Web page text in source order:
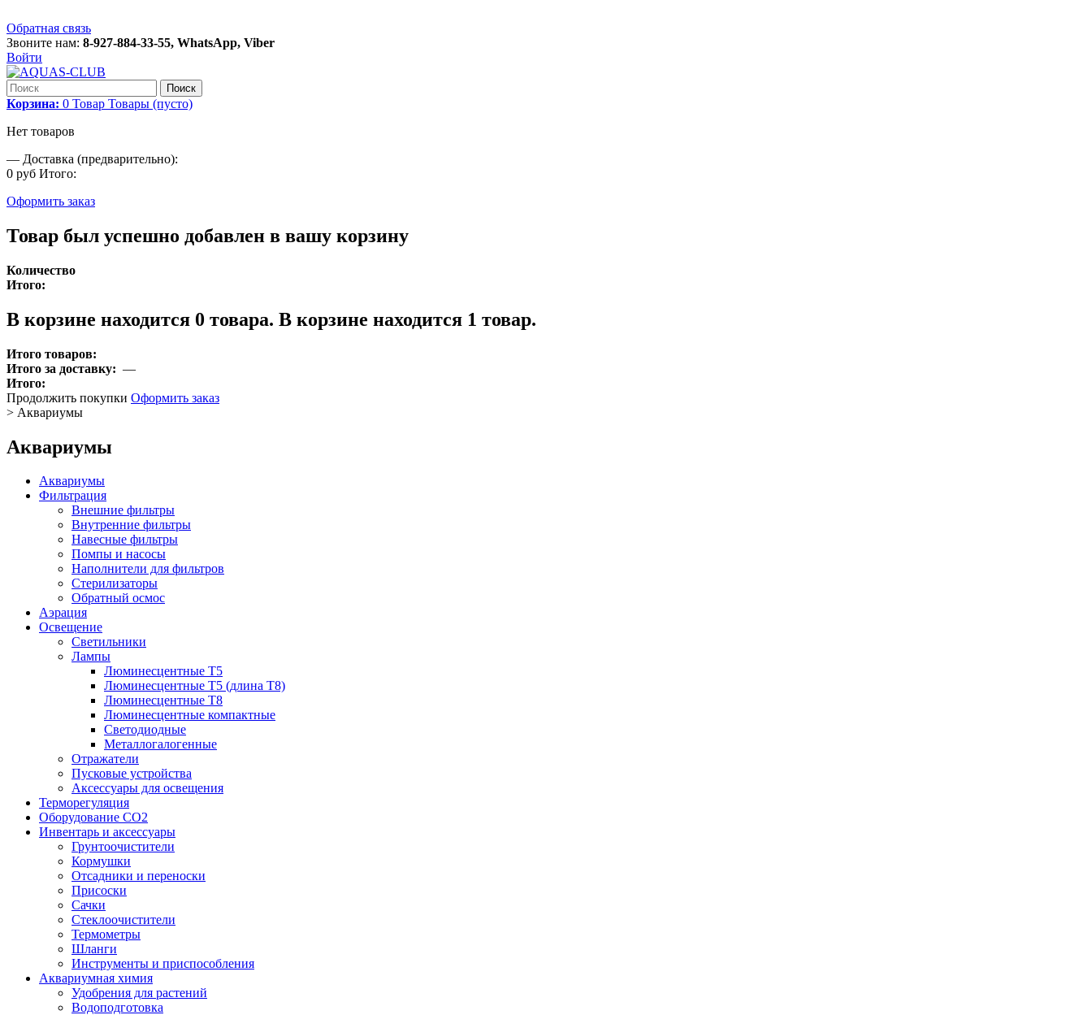
Обратная связь
Звоните нам: 8-927-884-33-55, WhatsApp, Viber
Войти
Поиск
Корзина: 0 Товар Товары (пусто)
Нет товаров
— Доставка (предварительно):
0 руб Итого:
Оформить заказ
Товар был успешно добавлен в вашу корзину
Количество
Итого:
В корзине находится 0 товара. В корзине находится 1 товар.
Итого товаров:
Итого за доставку: —
Итого:
Продолжить покупки Оформить заказ
> Аквариумы
Аквариумы
Аквариумы
Фильтрация
Внешние фильтры
Внутренние фильтры
Навесные фильтры
Помпы и насосы
Наполнители для фильтров
Стерилизаторы
Обратный осмос
Аэрация
Освещение
Светильники
Лампы
Люминесцентные T5
Люминесцентные T5 (длина T8)
Люминесцентные T8
Люминесцентные компактные
Светодиодные
Металлогалогенные
Отражатели
Пусковые устройства
Аксессуары для освещения
Терморегуляция
Оборудование CO2
Инвентарь и аксессуары
Грунтоочистители
Кормушки
Отсадники и переноски
Присоски
Сачки
Стеклоочистители
Термометры
Шланги
Инструменты и приспособления
Аквариумная химия
Удобрения для растений
Водоподготовка